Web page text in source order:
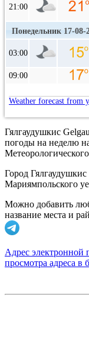
21:00
Понедельник 17-08-
03:00
09:00
Weather forecast from
Гялгаудушкис
погоды на неделю
Город
Мариямпольского
Можно добавить
название места и
Адрес электронной
просмотра адреса в